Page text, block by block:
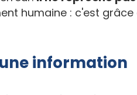
humaine : c'est
information